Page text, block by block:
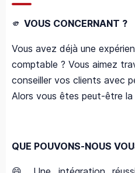
🫵 VOUS CONCERNANT ?
Vous avez déjà une
comptable ? Vous aimez
conseiller vos clients avec
Alors vous êtes peut-être la
QUE POUVONS-NOUS